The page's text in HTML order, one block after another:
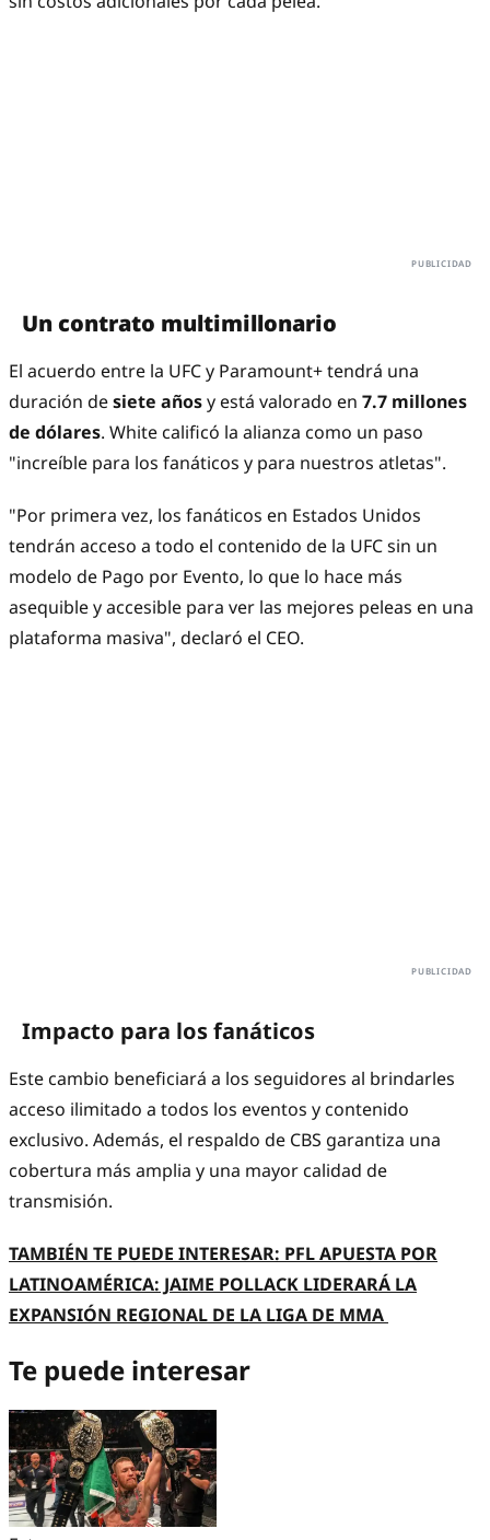
Un contrato multimillonario
El acuerdo entre la UFC y Paramount+ tendrá una
duración desiete añosy está valorado en 7.7 millones
de dólares. White calificó la alianza como un paso
"increíble para los fanáticos y para nuestros atletas".
"Por primera vez, los fanáticos en Estados Unidos
tendrán acceso a todo el contenido de la UFC sin un
modelo de Pago por Evento, lo que lo hace más
asequible y accesible para ver las mejores peleas en una
plataforma masiva", declaró el CEO.
Impacto para los fanáticos
Este cambio beneficiará a los seguidores al brindarles
acceso ilimitado a todos los eventos y contenido
exclusivo. Además, el respaldo de CBS garantiza una
cobertura más amplia y una mayor calidad de
transmisión.
TAMBIÉN TE PUEDE INTERESAR: PFL APUESTA POR
LATINOAMÉRICA: JAIME POLLACK LIDERARÁ LA
EXPANSIÓN REGIONAL DE LA LIGA DE MMA
Te puede interesar